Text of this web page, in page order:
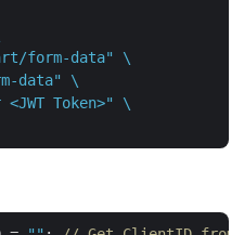
form-data" \
data" \
Token>" \